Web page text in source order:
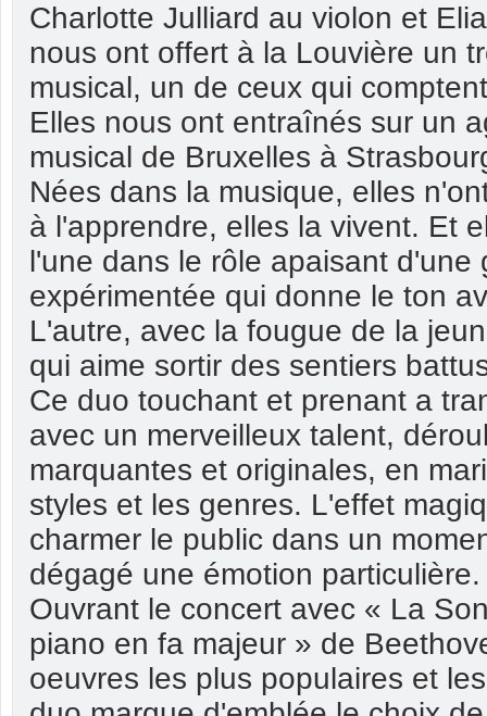
Charlotte Julliard au violon et
nous ont offert à la Louvière un
musical, un de ceux qui
Elles nous ont entraînés sur un
musical de Bruxelles à
Nées dans la musique, elles
à l'apprendre, elles la vivent. Et
l'une dans le rôle apaisant d'une
expérimentée qui donne le ton
L'autre, avec la fougue de la
qui aime sortir des sentiers
Ce duo touchant et prenant a
avec un merveilleux talent,
marquantes et originales, en
styles et les genres. L'effet
charmer le public dans un
dégagé une émotion particulière.
Ouvrant le concert avec « La
piano en fa majeur » de
oeuvres les plus populaires et